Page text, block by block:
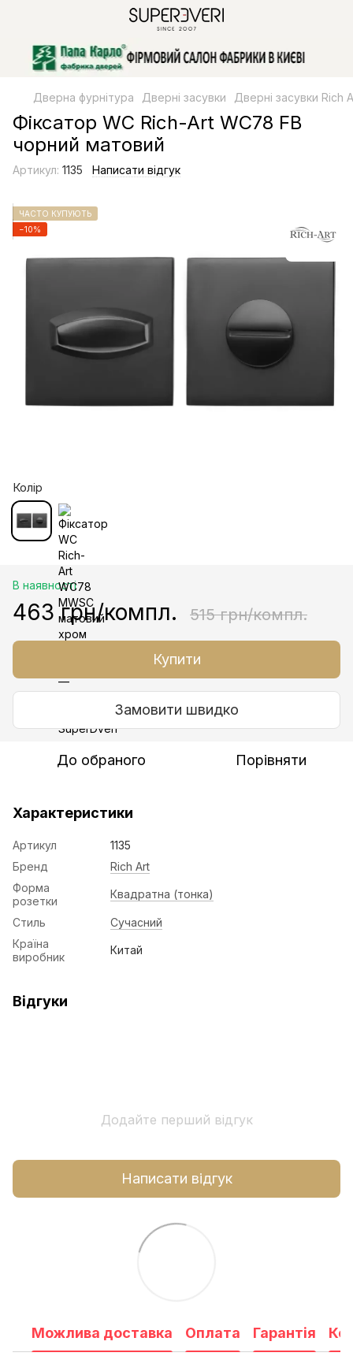
Дверна фурнітура Дверні засувки Дверні засувки Rich
Фіксатор WC Rich-Art WC78 FB
чорний матовий
Артикул: 1135 Написати відгук
ЧАСТО КУПУЮТЬ
−10%
Колір
В наявності
463 грн/компл. 515 грн/компл.
Купити
Замовити швидко
До обраного Порівняти
Характеристики
Артикул
1135
Бренд
Rich Art
Форма
розетки
Квадратна (тонка)
Стиль
Сучасний
Країна
виробник
Китай
Відгуки
Додайте перший відгук
Написати відгук
Можлива доставка Оплата Гарантія